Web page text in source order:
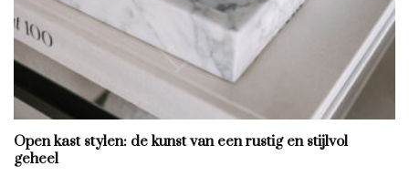
Open kast stylen: de kunst van een rustig en stijlvol
geheel